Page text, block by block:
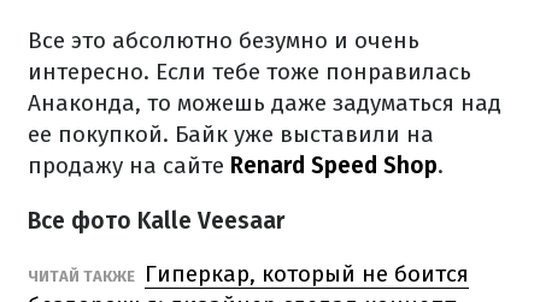
Все это абсолютно безумно и очень
интересно. Если тебе тоже понравилась
Анаконда, то можешь даже задуматься над
ее покупкой. Байк уже выставили на
продажу на сайте Renard Speed Shop.
Все фото Kalle Veesaar
ЧИТАЙ ТАКЖЕ
Гиперкар, который не боится